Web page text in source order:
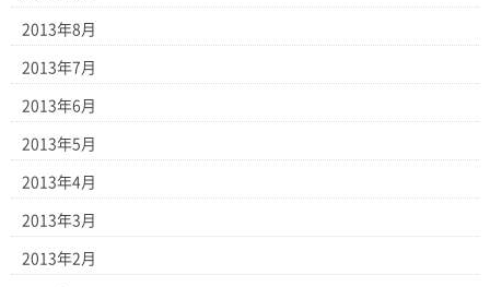
2013年8月
2013年7月
2013年6月
2013年5月
2013年4月
2013年3月
2013年2月